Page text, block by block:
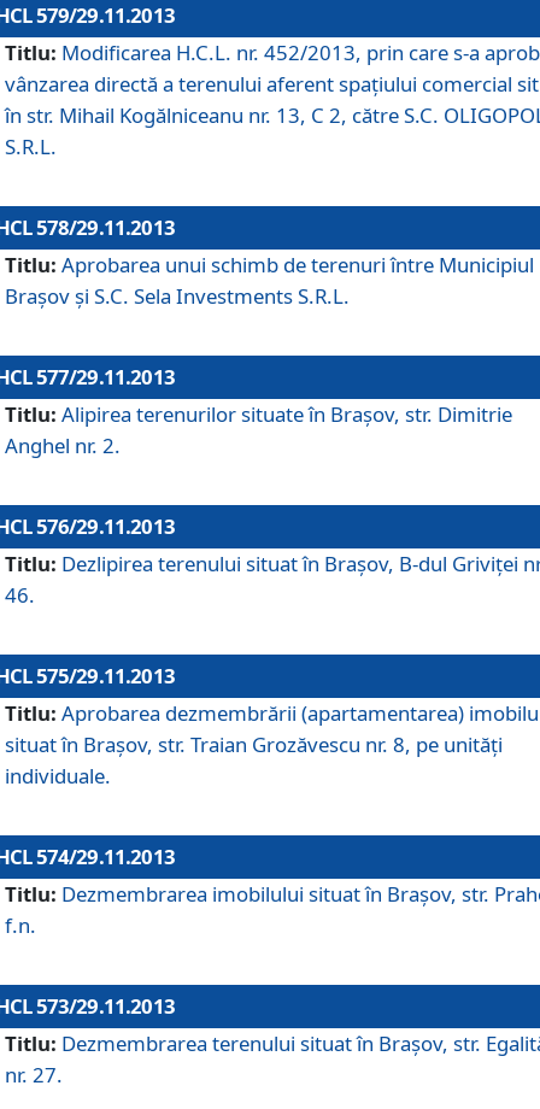
579/29.11.2013
Titlu: Modificarea H.C.L. nr. 452/2013, prin care s-a
vânzarea directă a terenului aferent spaţiului comercial
în str. Mihail Kogălniceanu nr. 13, C 2, către S.C.
S.R.L.
578/29.11.2013
Titlu: Aprobarea unui schimb de terenuri între Municipiul
Braşov şi S.C. Sela Investments S.R.L.
577/29.11.2013
Titlu: Alipirea terenurilor situate în Braşov, str. Dimitrie
Anghel nr. 2.
576/29.11.2013
Titlu: Dezlipirea terenului situat în Braşov, B-dul Griviţei
46.
575/29.11.2013
Titlu: Aprobarea dezmembrării (apartamentarea)
situat în Braşov, str. Traian Grozăvescu nr. 8, pe unităţi
individuale.
574/29.11.2013
Titlu: Dezmembrarea imobilului situat în Braşov, str.
f.n.
573/29.11.2013
Titlu: Dezmembrarea terenului situat în Braşov, str.
nr. 27.